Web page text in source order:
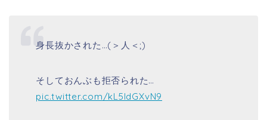
身長抜かされた…(＞人＜;)
そしておんぶも拒否られた…
pic.twitter.com/kL5IdGXvN9